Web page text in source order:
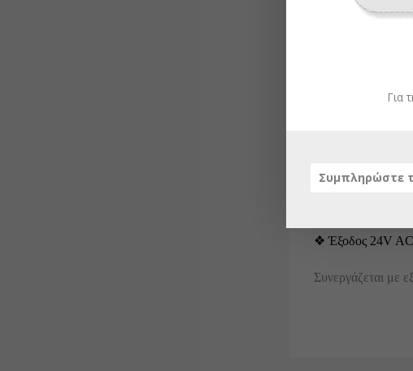
❖ Δυνατότητα
❖ Λειτουργία για
❖ Αυτόματη
❖ Δυνατότητα
❖ Έξοδος 24V
Συνεργάζεται με
Για